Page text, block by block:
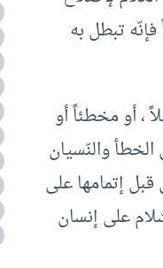
فإنّه تبطل به
، أو مخطئاً أو
والنّسيان
إتمامها على
على إنسان